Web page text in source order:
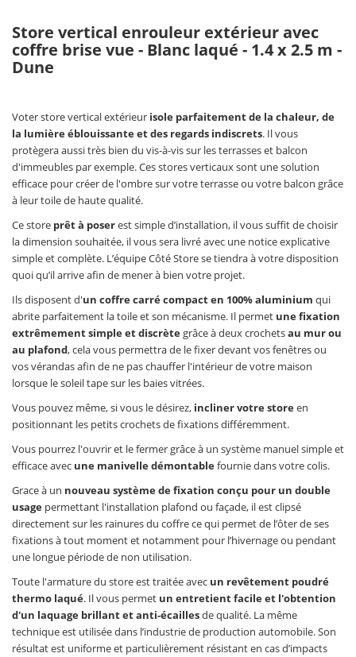
Store vertical enrouleur extérieur avec
coffre brise vue - Blanc laqué - 1.4 x 2.5 m -
Dune
Voter store vertical extérieur isole parfaitement de la chaleur, de
la lumière éblouissante et des regards indiscrets. Il vous
protègera aussi très bien du vis-à-vis sur les terrasses et balcon
d'immeubles par exemple. Ces stores verticaux sont une solution
efficace pour créer de l'ombre sur votre terrasse ou votre balcon grâce
à leur toile de haute qualité.
Ce store prêt à poserest simple d’installation, il vous suffit de choisir
la dimension souhaitée, il vous sera livré avec une notice explicative
simple et complète. L’équipe Côté Store se tiendra à votre disposition
quoi qu’il arrive afin de mener à bien votre projet.
Ils disposent d'un coffre carré compact en 100% aluminium qui
abrite parfaitement la toile et son mécanisme. Il permet une fixation
extrêmement simple et discrètegrâce à deux crochetsau mur ou
au plafond, cela vous permettra de le fixer devant vos fenêtres ou
vos vérandas afin de ne pas chauffer l'intérieur de votre maison
lorsque le soleil tape sur les baies vitrées.
Vous pouvez même, si vous le désirez, incliner votre storeen
positionnant les petits crochets de fixations différemment.
Vous pourrez l'ouvrir et le fermer grâce à un système manuel simple et
efficace avec une manivelle démontablefournie dans votre colis.
Grace à un nouveau système de fixation conçu pour un double
usage permettant l'installation plafond ou façade, il est clipsé
directement sur les rainures du coffre ce qui permet de l’ôter de ses
fixations à tout moment et notamment pour l’hivernage ou pendant
une longue période de non utilisation.
Toute l'armature du store est traitée avec un revêtement poudré
thermo laqué. Il vous permet un entretient facile et l'obtention
d'un laquage brillant et anti-écaillesde qualité. La même
technique est utilisée dans l’industrie de production automobile. Son
résultat est uniforme et particulièrement résistant en cas d’impacts